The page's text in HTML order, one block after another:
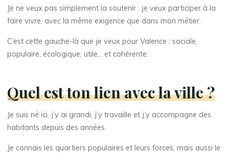
Je ne veux pas simplement la soutenir : je veux participer à la
faire vivre, avec la même exigence que dans mon métier.
C’est cette gauche-là que je veux pour Valence : sociale,
populaire, écologique, utile… et cohérente.
Quel est ton lien avec la ville ?
Je suis né ici, j’y ai grandi, j’y travaille et j’y accompagne des
habitants depuis des années.
Je connais les quartiers populaires et leurs forces, mais aussi le